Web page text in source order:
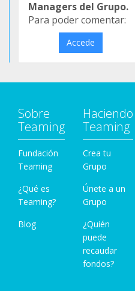
Managers del Grupo.
Para poder comentar:
Accede
Sobre
Teaming
Fundación
Teaming
¿Qué es
Teaming?
Blog
Haciendo
Teaming
Crea tu
Grupo
Únete a un
Grupo
¿Quién
puede
recaudar
fondos?